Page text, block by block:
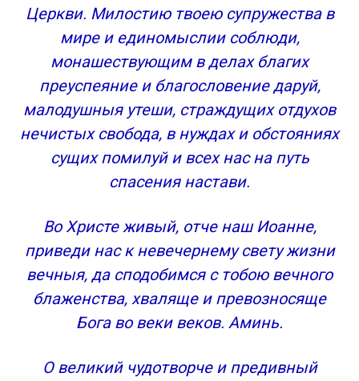
Церкви. Милостию твоею супружества в
мире и единомыслии соблюди,
монашествующим в делах благих
преуспеяние и благословение даруй,
малодушныя утеши, страждущих отдухов
нечистых свобода, в нуждах и обстояниях
сущих помилуй и всех нас на путь
спасения настави.
Во Христе живый, отче наш Иоанне,
приведи нас к невечернему свету жизни
вечныя, да сподобимся с тобою вечного
блаженства, хваляще и превозносяще
Бога во веки веков. Аминь.
О великий чудотворче и предивный